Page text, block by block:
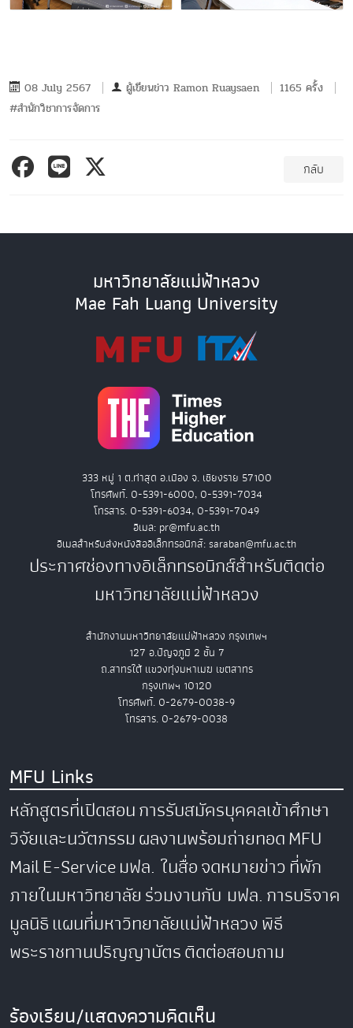
08 July 2567 ผู้เขียนข่าว Ramon Ruaysaen
1165 ครั้ง
#สำนักวิชาการจัดการ
กลับ
มหาวิทยาลัยแม่ฟ้าหลวง
Mae Fah Luang University
333 หมู่ 1 ต.ท่าสุด อ.เมือง จ. เชียงราย 57100
โทรศัพท์. 0-5391-6000, 0-5391-7034
โทรสาร. 0-5391-6034, 0-5391-7049
อีเมล: pr@mfu.ac.th
อีเมลสำหรับส่งหนังสืออิเล็กทรอนิกส์: saraban@mfu.ac.th
ประกาศช่องทางอิเล็กทรอนิกส์สำหรับติดต่อ
มหาวิทยาลัยแม่ฟ้าหลวง
สำนักงานมหาวิทยาลัยแม่ฟ้าหลวง กรุงเทพฯ
127 อ.ปัญจภูมิ 2 ชั้น 7
ถ.สาทรใต้ แขวงทุ่งมหาเมฆ เขตสาทร
กรุงเทพฯ 10120
โทรศัพท์. 0-2679-0038-9
โทรสาร. 0-2679-0038
MFU Links
หลักสูตรที่เปิดสอนการรับสมัครบุคคลเข้าศึกษา
วิจัยและนวัตกรรมผลงานพร้อมถ่ายทอดMFU
MailE-Serviceมฟล. ในสื่อจดหมายข่าวที่พัก
ภายในมหาวิทยาลัยร่วมงานกับ มฟล.การบริจาค
มูลนิธิแผนที่มหาวิทยาลัยแม่ฟ้าหลวงพิธี
พระราชทานปริญญาบัตรติดต่อสอบถาม
ร้องเรียน/แสดงความคิดเห็น